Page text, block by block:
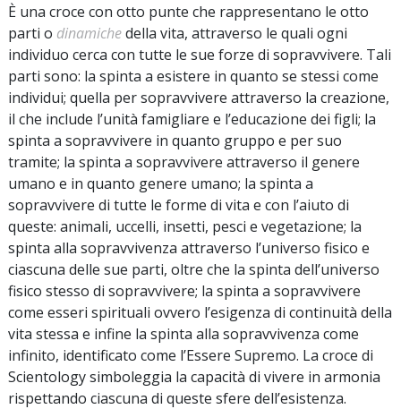
È una croce con otto punte che rappresentano le otto
parti o dinamichedella vita, attraverso le quali ogni
individuo cerca con tutte le sue forze di sopravvivere. Tali
parti sono: la spinta a esistere in quanto se stessi come
individui; quella per sopravvivere attraverso la creazione,
il che include l’unità famigliare e l’educazione dei figli; la
spinta a sopravvivere in quanto gruppo e per suo
tramite; la spinta a sopravvivere attraverso il genere
umano e in quanto genere umano; la spinta a
sopravvivere di tutte le forme di vita e con l’aiuto di
queste: animali, uccelli, insetti, pesci e vegetazione; la
spinta alla sopravvivenza attraverso l’universo fisico e
ciascuna delle sue parti, oltre che la spinta dell’universo
fisico stesso di sopravvivere; la spinta a sopravvivere
come esseri spirituali ovvero l’esigenza di continuità della
vita stessa e infine la spinta alla sopravvivenza come
infinito, identificato come l’Essere Supremo. La croce di
Scientology simboleggia la capacità di vivere in armonia
rispettando ciascuna di queste sfere dell’esistenza.